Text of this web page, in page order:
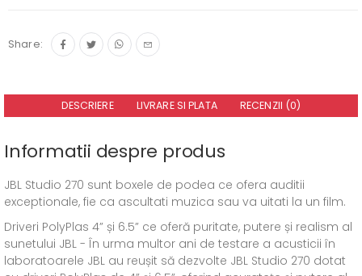
Share:
DESCRIERE LIVRARE SI PLATA RECENZII (0)
Informatii despre produs
JBL Studio 270 sunt boxele de podea ce ofera auditii
exceptionale, fie ca ascultati muzica sau va uitati la un film.
Driveri PolyPlas 4” și 6.5” ce oferă puritate, putere și realism al
sunetului JBL - În urma multor ani de testare a acusticii în
laboratoarele JBL au reușit să dezvolte JBL Studio 270 dotat